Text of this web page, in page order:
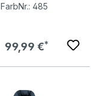
FarbNr.: 485
Regulärer Preis:
99,99 €